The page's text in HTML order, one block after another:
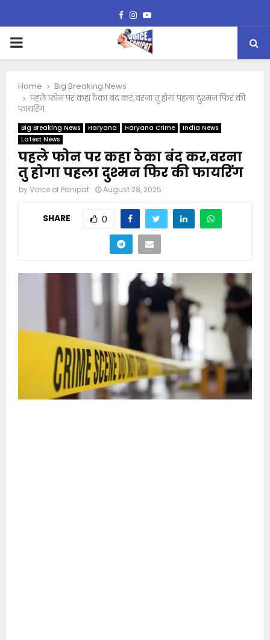
Facebook
Instagram
Youtube
PRIMARY
Home
Big Breaking News
पहले फोन पर कहा ठेका बंद कर,वरना तु होगा पहला दुश्मन फिर की
फायरिंग
Big Breaking News Haryana Haryana Crime
India News
Latest News
पहले फोन पर कहा ठेका बंद कर,वरना
तु होगा पहला दुश्मन फिर की फायरिंग
byVoice of Panipat August 28, 2025
SHARE 0